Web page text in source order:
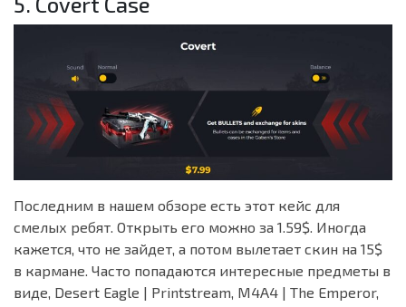
Последним в нашем обзоре есть этот кейс для
смелых ребят. Открыть его можно за 1.59$. Иногда
кажется, что не зайдет, а потом вылетает скин на 15$
в кармане. Часто попадаются интересные предметы в
виде, Desert Eagle | Printstream, M4A4 | The Emperor,